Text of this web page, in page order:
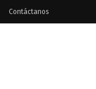
Contáctanos